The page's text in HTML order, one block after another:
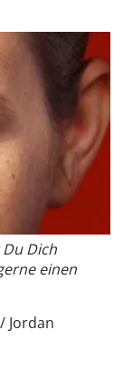
Dich
einen
Jordan